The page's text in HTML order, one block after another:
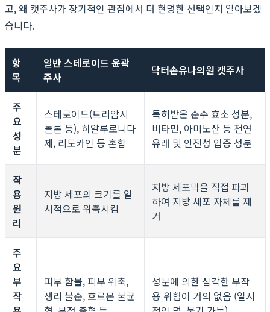
고, 왜 캣주사가 장기적인 관점에서 더 현명한 선택인지 알아보겠
습니다.
항
목
일반 스테로이드 윤곽
주사
닥터손유나의원 캣주사
주
요
성
분
스테로이드(트리암시
놀론 등), 히알루로니다
제, 리도카인 등 혼합
특허받은 순수 효소 성분,
비타민, 아미노산 등 천연
유래 및 안전성 입증 성분
작
용
원
리
지방 세포의 크기를 일
시적으로 위축시킴
지방 세포막을 직접 파괴
하여 지방 세포 자체를 제
거
주
요
부
작
피부 함몰, 피부 위축,
생리 불순, 호르몬 불균
성분에 의한 심각한 부작
용 위험이 거의 없음 (일시